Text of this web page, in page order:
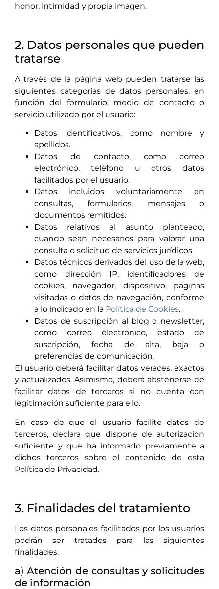
honor, intimidad y propia imagen.
2. Datos personales que pueden
tratarse
A través de la página web pueden tratarse las
siguientes categorías de datos personales, en
función del formulario, medio de contacto o
servicio utilizado por el usuario:
Datos identificativos, como nombre y
apellidos.
Datos de contacto, como correo
electrónico, teléfono u otros datos
facilitados por el usuario.
Datos incluidos voluntariamente en
consultas, formularios, mensajes o
documentos remitidos.
Datos relativos al asunto planteado,
cuando sean necesarios para valorar una
consulta o solicitud de servicios jurídicos.
Datos técnicos derivados del uso de la web,
como dirección IP, identificadores de
cookies, navegador, dispositivo, páginas
visitadas o datos de navegación, conforme
a lo indicado en la Política de Cookies.
Datos de suscripción al blog o newsletter,
como correo electrónico, estado de
suscripción, fecha de alta, baja o
preferencias de comunicación.
El usuario deberá facilitar datos veraces, exactos
y actualizados. Asimismo, deberá abstenerse de
facilitar datos de terceros si no cuenta con
legitimación suficiente para ello.
En caso de que el usuario facilite datos de
terceros, declara que dispone de autorización
suficiente y que ha informado previamente a
dichos terceros sobre el contenido de esta
Política de Privacidad.
3. Finalidades del tratamiento
Los datos personales facilitados por los usuarios
podrán ser tratados para las siguientes
finalidades:
a) Atención de consultas y solicitudes
de información